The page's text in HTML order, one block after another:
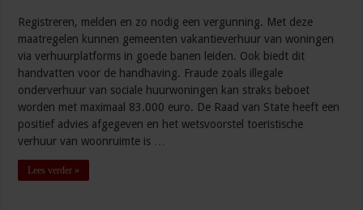
Registreren, melden en zo nodig een vergunning. Met deze
maatregelen kunnen gemeenten vakantieverhuur van woningen
via verhuurplatforms in goede banen leiden. Ook biedt dit
handvatten voor de handhaving. Fraude zoals illegale
onderverhuur van sociale huurwoningen kan straks beboet
worden met maximaal 83.000 euro. De Raad van State heeft een
positief advies afgegeven en het wetsvoorstel toeristische
verhuur van woonruimte is …
Lees verder »